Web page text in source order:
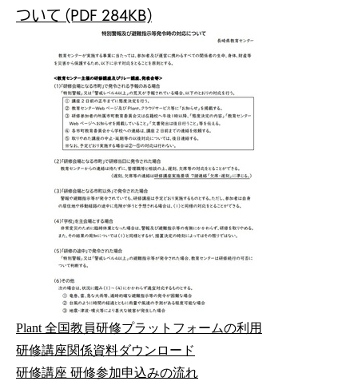
ついて (PDF 284KB)
Plant 全国教員研修プラットフォームの利用
研修講座関係資料ダウンロード
研修講座 研修参加申込みの流れ